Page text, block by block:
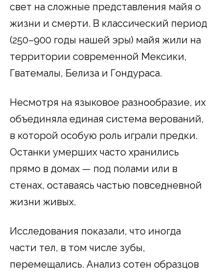
свет на сложные представления майя о
жизни и смерти. В классический период
(250–900 годы нашей эры) майя жили на
территории современной Мексики,
Гватемалы, Белиза и Гондураса.
Несмотря на языковое разнообразие, их
объединяла единая система верований,
в которой особую роль играли предки.
Останки умерших часто хранились
прямо в домах — под полами или в
стенах, оставаясь частью повседневной
жизни живых.
Исследования показали, что иногда
части тел, в том числе зубы,
перемещались. Анализ сотен образцов